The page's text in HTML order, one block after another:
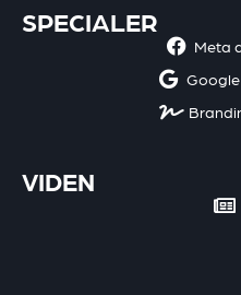
SPECIALER
Meta
VIDEN